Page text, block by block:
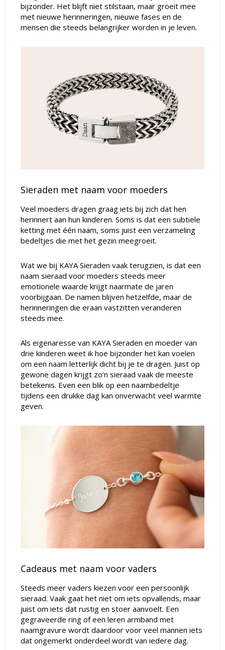
bijzonder. Het blijft niet stilstaan, maar groeit mee
met nieuwe herinneringen, nieuwe fases en de
mensen die steeds belangrijker worden in je leven.
Sieraden met naam voor moeders
Veel moeders dragen graag iets bij zich dat hen
herinnert aan hun kinderen. Soms is dat een subtiele
ketting met één naam, soms juist een verzameling
bedeltjes die met het gezin meegroeit.
Wat we bij KAYA Sieraden vaak terugzien, is dat een
naam sieraad voor moeders steeds meer
emotionele waarde krijgt naarmate de jaren
voorbijgaan. De namen blijven hetzelfde, maar de
herinneringen die eraan vastzitten veranderen
steeds mee.
Als eigenaresse van KAYA Sieraden en moeder van
drie kinderen weet ik hoe bijzonder het kan voelen
om een naam letterlijk dicht bij je te dragen. Juist op
gewone dagen krijgt zo’n sieraad vaak de meeste
betekenis. Even een blik op een naambedeltje
tijdens een drukke dag kan onverwacht veel warmte
geven.
Cadeaus met naam voor vaders
Steeds meer vaders kiezen voor een persoonlijk
sieraad. Vaak gaat het niet om iets opvallends, maar
juist om iets dat rustig en stoer aanvoelt. Een
gegraveerde ring of een leren armband met
naamgravure wordt daardoor voor veel mannen iets
dat ongemerkt onderdeel wordt van iedere dag.